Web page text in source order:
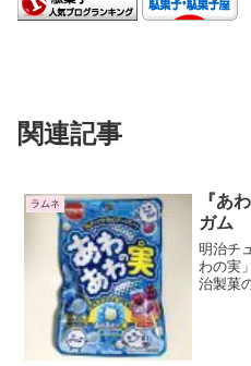
関連記事
ラムネ
『あ
ガム
明治チ
わの実
治製菓